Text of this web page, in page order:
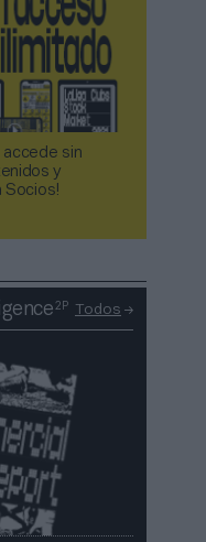
accede sin
y
Socios!​​​​​​​
2P Todos